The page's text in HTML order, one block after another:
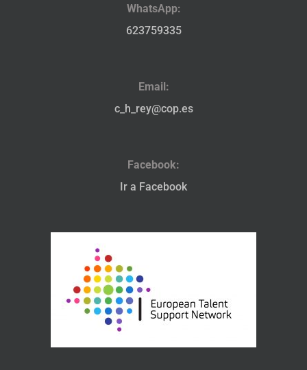
WhatsApp:
623759335
Email:
c_h_rey@cop.es
Facebook:
Ir a Facebook